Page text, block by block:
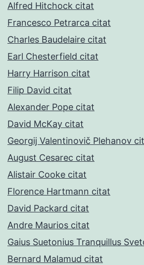
Alfred Hitchock citat
Francesco Petrarca citat
Charles Baudelaire citat
Earl Chesterfield citat
Harry Harrison citat
Filip David citat
Alexander Pope citat
David McKay citat
Georgij Valentinovič Plehanov
August Cesarec citat
Alistair Cooke citat
Florence Hartmann citat
David Packard citat
Andre Maurios citat
Gaius Suetonius Tranquillus
Bernard Malamud citat